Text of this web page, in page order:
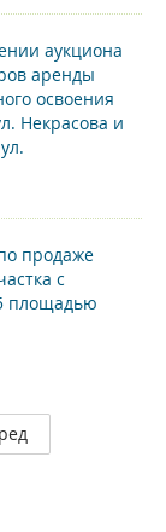
аукциона
аренды
освоения
Некрасова и
продаже
с
площадью